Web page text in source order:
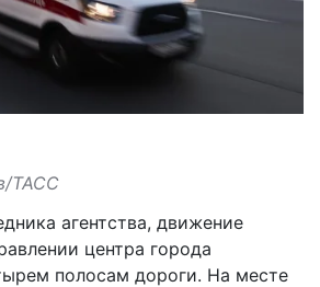
ТАСС
агентства, движение
центра города
полосам дороги. На месте